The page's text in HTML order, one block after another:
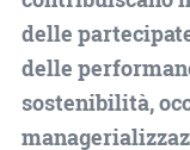
delle
delle
sostenibilità,